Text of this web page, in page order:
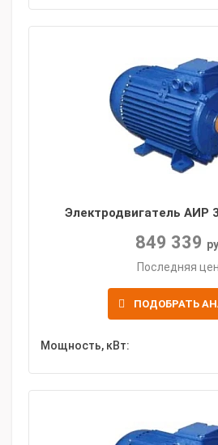
Электродвигатель АИР
849 339
Последняя
ПОДОБРАТЬ
Мощность, кВт: